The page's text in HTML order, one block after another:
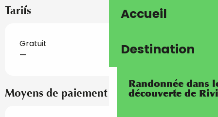
Accueil
Destination
Randonnée dans
découverte de
Tarifs
Gratuit
—
Moyens de paiement